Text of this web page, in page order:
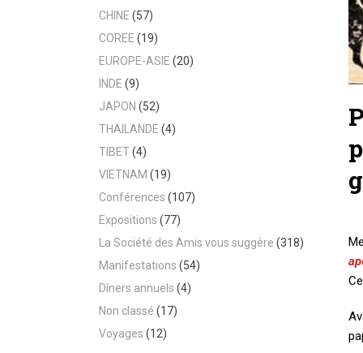
CHINE (57)
COREE (19)
EUROPE-ASIE (20)
INDE (9)
JAPON (52)
THAILANDE (4)
TIBET(4)
VIETNAM (19)
Conférences (107)
Expositions (77)
La Société des Amis vous suggère (318)
Manifestations (54)
Dîners annuels (4)
Non classé (17)
Voyages (12)